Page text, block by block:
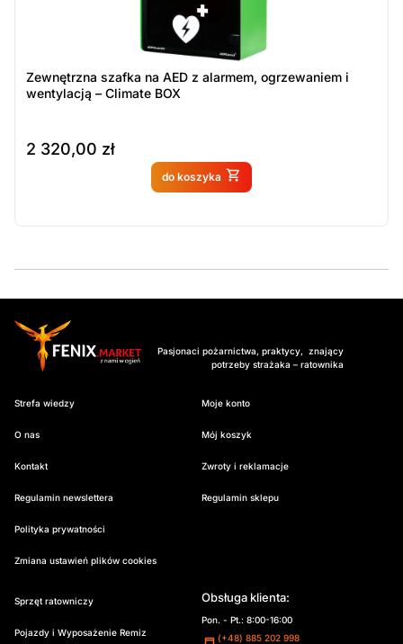
Zewnętrzna szafka na AED z alarmem, ogrzewaniem i
wentylacją – Climate BOX
2 320,00 zł
do koszyka
Produkt dostępny na
Pasjonaci pożarnictwa, praktycy, znający
potrzeby strażaka – ratownika
Strefa wiedzy
O nas
Kontakt
Regulamin newslettera
Polityka prywatności
Zmiana ustawień plików cookies
Moje konto
Mój koszyk
Zwroty i reklamacje
Regulamin sklepu
Sprzęt ratowniczy
Pojazdy i Wyposażenie Remiz
Obsługa klienta:
Pon. - Pt.: 8:00-16:00
(+48) 885 202 998